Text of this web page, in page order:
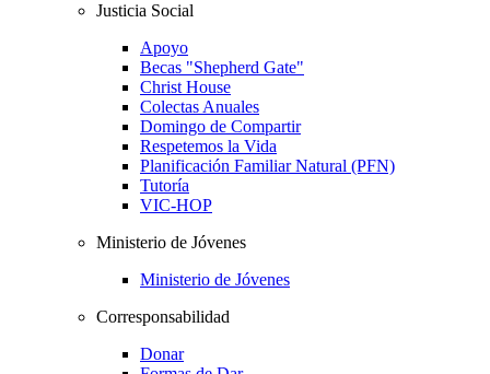
Justicia Social
Apoyo
Becas "Shepherd Gate"
Christ House
Colectas Anuales
Domingo de Compartir
Respetemos la Vida
Planificación Familiar Natural (PFN)
Tutoría
VIC-HOP
Ministerio de Jóvenes
Ministerio de Jóvenes
Corresponsabilidad
Donar